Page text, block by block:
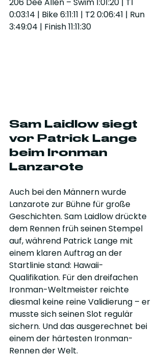
0:03:14 | Bike 6:11:11 | T2 0:06:41 | Run
3:49:04 | Finish 11:11:30
Sam Laidlow siegt
vor Patrick Lange
beim Ironman
Lanzarote
Auch bei den Männern wurde
Lanzarote zur Bühne für große
Geschichten. Sam Laidlow drückte
dem Rennen früh seinen Stempel
auf, während Patrick Lange mit
einem klaren Auftrag an der
Startlinie stand: Hawaii-
Qualifikation. Für den dreifachen
Ironman-Weltmeister reichte
diesmal keine reine Validierung – er
musste sich seinen Slot regulär
sichern. Und das ausgerechnet bei
einem der härtesten Ironman-
Rennen der Welt.